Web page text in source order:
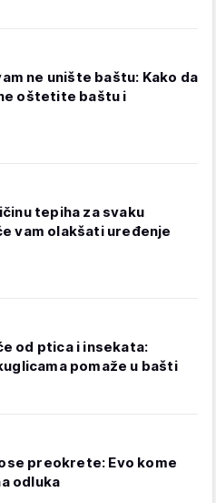
ne unište baštu: Kako da
oštetite baštu i
tepiha za svaku
vam olakšati uređenje
od ptica i insekata:
pomaže u bašti
preokrete: Evo kome
odluka